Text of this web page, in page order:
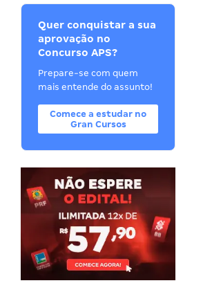
Quer conquistar a sua
aprovação no
Concurso APS?
Prepare-se com quem
mais entende do assunto!
Comece a estudar no
Gran Cursos